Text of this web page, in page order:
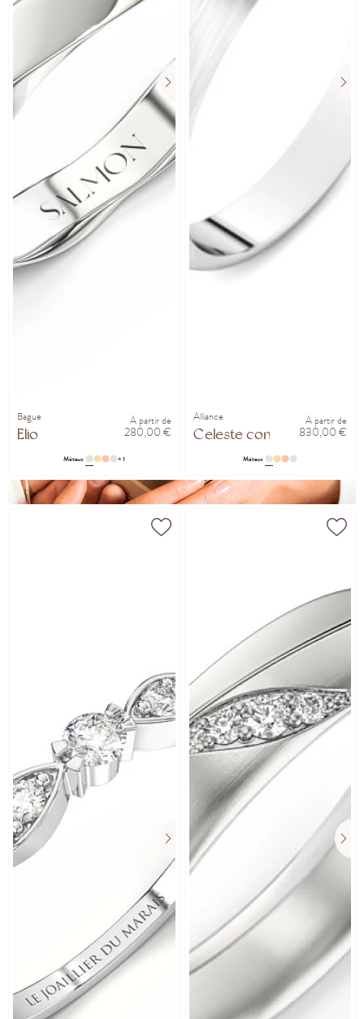
Bague
Elio
À partir de
280,00 €
Métaux + 1
Alliance
Celeste confort 3mm
À partir de
830,00 €
Métaux